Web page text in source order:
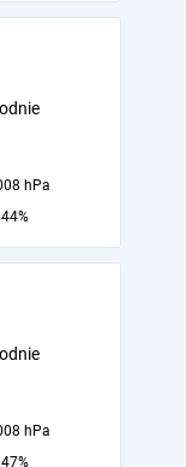
hPa
44%
hPa
47%